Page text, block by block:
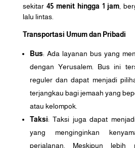
sekitar 45 menit hingga 1 jam ,
lalu lintas.
Transportasi Umum dan Pribadi
Bus: Ada layanan bus yang
dengan Yerusalem. Bus ini
reguler dan dapat menjadi
terjangkau bagi jemaah yang
atau kelompok.
Taksi: Taksi juga dapat
yang menginginkan
perjalanan. Meskipun lebih